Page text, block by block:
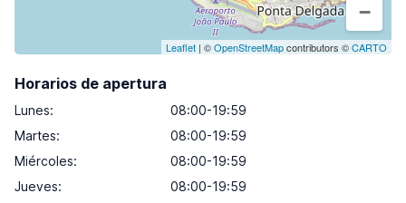
−
Leaflet | ©OpenStreetMapcontributors ©CARTO
Horarios de apertura
Lunes:
08:00-19:59
Martes:
08:00-19:59
Miércoles:
08:00-19:59
Jueves:
08:00-19:59